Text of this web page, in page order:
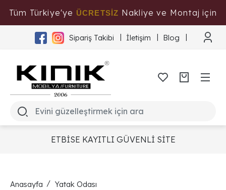
Tüm Türkiye'ye ÜCRETSİZ Nakliye ve Montaj için
Tıklayınız
Sipariş Takibi İletişim Blog
ETBİSE KAYITLI GÜVENLİ SİTE
Anasayfa Yatak Odası